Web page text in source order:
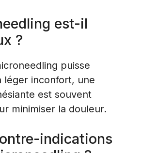
est-il
?
puisse
léger inconfort, une
est souvent
minimiser la douleur.
indications